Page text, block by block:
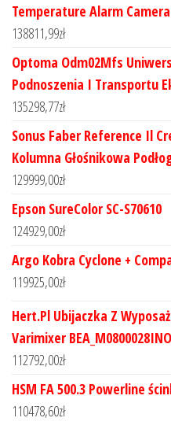
Temperature Alarm
138811,99zł
Optoma Odm02Mfs
Podnoszenia I Transportu
135298,77zł
Sonus Faber Reference Il
Kolumna Głośnikowa
129999,00zł
Epson SureColor SC-S70610
124929,00zł
Argo Kobra Cyclone +
119925,00zł
Hert.Pl Ubijaczka Z
Varimixer
112792,00zł
HSM FA 500.3 Powerline
110478,60zł